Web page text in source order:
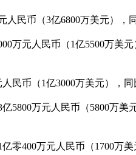
人民币（3亿6800万美元），
万元人民币（1亿5500万美元
人民币（1亿3000万美元），同
亿5800万元人民币（5800万美
亿零400万元人民币（1700万美